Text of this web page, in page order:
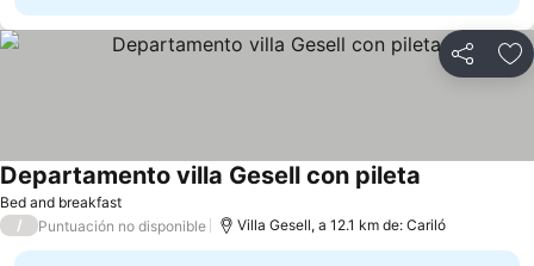
Compartir
Bed and breakfast
Departamento villa Gesell con pileta
/ Puntuación no disponible Villa Gesell, a 12.1 km de: Cariló